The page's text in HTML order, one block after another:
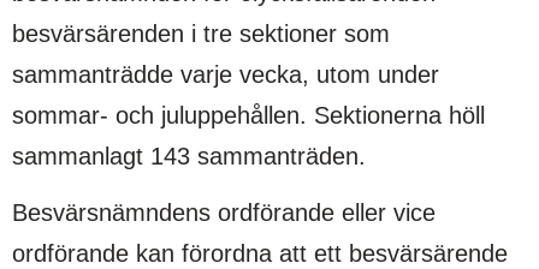
besvärsärenden i tre sektioner som
sammanträdde varje vecka, utom under
sommar- och juluppehållen. Sektionerna höll
sammanlagt 143 sammanträden.
Besvärsnämndens ordförande eller vice
ordförande kan förordna att ett besvärsärende